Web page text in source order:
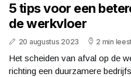
5 tips voor een
de werkvloer
20 augustus 2023 2 min
Het scheiden van afval op de
richting een duurzamere